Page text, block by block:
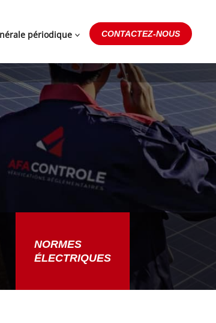
périodique CONTACTEZ-NOUS
NORMES
ÉLECTRIQUES